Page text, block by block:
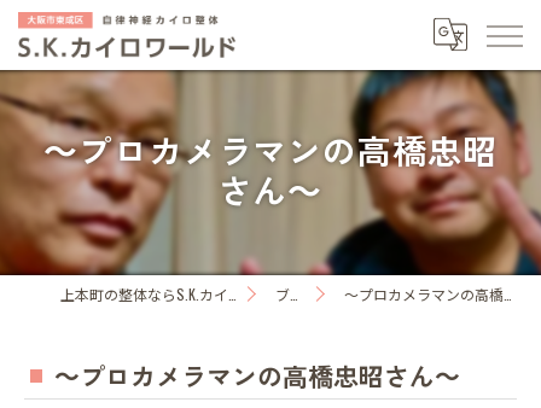
～プロカメラマンの高橋忠昭
さん～
ブログ ～プロカメラマンの高橋忠昭さん～
～プロカメラマンの高橋忠昭さん～